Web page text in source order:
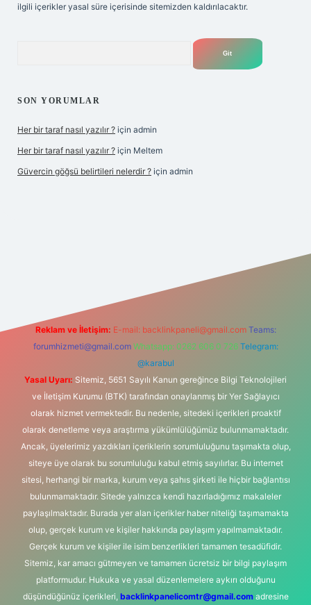
ilgili içerikler yasal süre içerisinde sitemizden kaldırılacaktır.
SON YORUMLAR
Her bir taraf nasıl yazılır ? için admin
Her bir taraf nasıl yazılır ? için Meltem
Güvercin göğsü belirtileri nelerdir ? için admin
Reklam ve İletişim: E-mail: backlinkpaneli@gmail.com Teams:
forumhizmeti@gmail.com Whatsapp: 0262 606 0 726 Telegram:
@karabul
Yasal Uyarı: Sitemiz, 5651 Sayılı Kanun gereğince Bilgi Teknolojileri
ve İletişim Kurumu (BTK) tarafından onaylanmış bir Yer Sağlayıcı
olarak hizmet vermektedir. Bu nedenle, sitedeki içerikleri proaktif
olarak denetleme veya araştırma yükümlülüğümüz bulunmamaktadır.
Ancak, üyelerimiz yazdıkları içeriklerin sorumluluğunu taşımakta olup,
siteye üye olarak bu sorumluluğu kabul etmiş sayılırlar. Bu internet
sitesi, herhangi bir marka, kurum veya şahıs şirketi ile hiçbir bağlantısı
bulunmamaktadır. Sitede yalnızca kendi hazırladığımız makaleler
paylaşılmaktadır. Burada yer alan içerikler haber niteliği taşımamakta
olup, gerçek kurum ve kişiler hakkında paylaşım yapılmamaktadır.
Gerçek kurum ve kişiler ile isim benzerlikleri tamamen tesadüfidir.
Sitemiz, kar amacı gütmeyen ve tamamen ücretsiz bir bilgi paylaşım
platformudur. Hukuka ve yasal düzenlemelere aykırı olduğunu
düşündüğünüz içerikleri, backlinkpanelicomtr@gmail.comadresine